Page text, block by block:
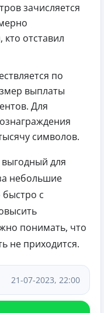
зачисляется
отставил
по
выплаты
Для
символов.
выгодный для
небольшие
с
понимать, что
не приходится.
21-07-2023, 22:00